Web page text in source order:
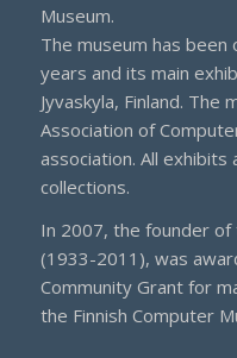
Museum.
The museum has
years and its main
Jyvaskyla, Finland. The
Association of
association. All exhibits
collections.
In 2007, the founder of
(1933-2011), was
Community Grant for
the Finnish Computer